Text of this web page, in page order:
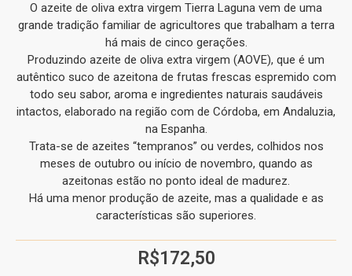
O azeite de oliva extra virgem Tierra Laguna vem de uma
grande tradição familiar de agricultores que trabalham a terra
há mais de cinco gerações.
Produzindo azeite de oliva extra virgem (AOVE), que é um
autêntico suco de azeitona de frutas frescas espremido com
todo seu sabor, aroma e ingredientes naturais saudáveis
intactos, elaborado na região com de Córdoba, em Andaluzia,
na Espanha.
Trata-se de azeites “tempranos” ou verdes, colhidos nos
meses de outubro ou início de novembro, quando as
azeitonas estão no ponto ideal de madurez.
Há uma menor produção de azeite, mas a qualidade e as
características são superiores.
R$172,50